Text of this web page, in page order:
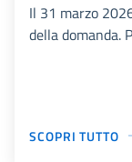
Il 31 marzo
della domanda.
SCOPRI TUTTO